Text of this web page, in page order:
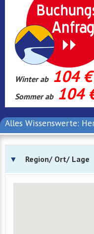
Winter ab104 €
Sommer ab104
Alles Wissenswerte:
Region/ Ort/ Lage